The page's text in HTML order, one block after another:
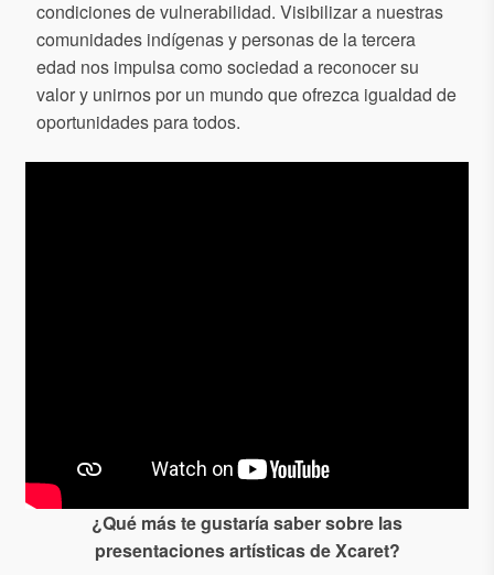
condiciones de vulnerabilidad. Visibilizar a nuestras
comunidades indígenas y personas de la tercera
edad nos impulsa como sociedad a reconocer su
valor y unirnos por un mundo que ofrezca igualdad de
oportunidades para todos.
¿Qué más te gustaría saber sobre las
presentaciones artísticas de Xcaret?